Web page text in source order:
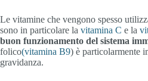
Le vitamine che vengono spesso
sono in particolare la vitamina C e la
buon funzionamento del sistema
folico(vitamina B9) è particolarmente
gravidanza.